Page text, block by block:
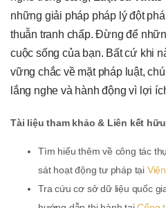
những giải pháp pháp lý đột
thuẫn tranh chấp. Đừng để
cuộc sống của bạn. Bất cứ khi
vững chắc về mặt pháp luật,
lắng nghe và hành động vì lợi
Tài liệu tham khảo & Liên kết
Tìm hiểu thêm về công tác
sát hoạt động tư pháp tại
Tra cứu cơ sở dữ liệu quốc